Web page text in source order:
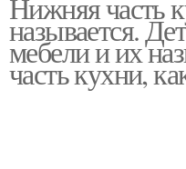
Материал для цоколя
называется.
мебели и их
часть кухни,